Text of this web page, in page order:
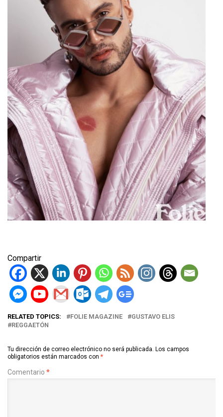
Compartir
RELATED TOPICS: FOLIE MAGAZINE
GUSTAVO ELIS
REGGAETÓN
Tu dirección de correo electrónico no será publicada. Los campos
obligatorios están marcados con *
Comentario *